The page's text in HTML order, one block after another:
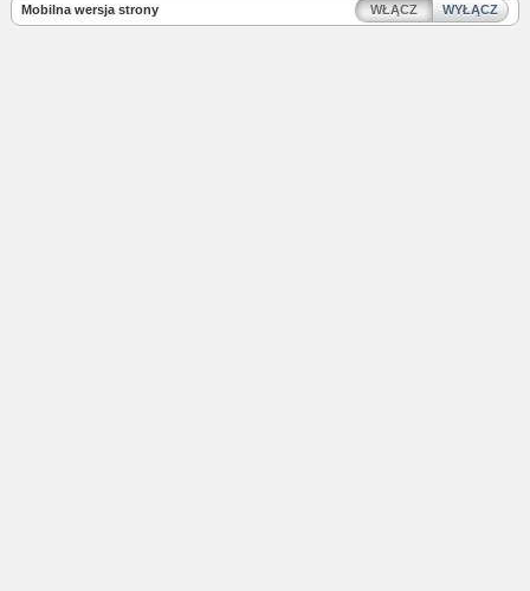
Mobilna wersja strony WŁĄCZ WYŁĄCZ